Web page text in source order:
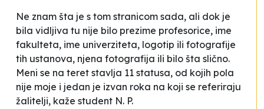
Ne znam šta je s tom stranicom sada, ali dok je
bila vidljiva tu nije bilo prezime profesorice, ime
fakulteta, ime univerziteta, logotip ili fotografije
tih ustanova, njena fotografija ili bilo šta slično.
Meni se na teret stavlja 11 statusa, od kojih pola
nije moje i jedan je izvan roka na koji se referiraju
žalitelji, kaže student N. P.